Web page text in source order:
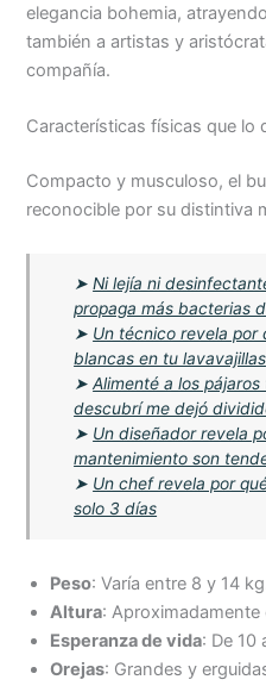
elegancia bohemia,
también a artistas y
compañía.
Características físicas que lo
Compacto y musculoso, el
reconocible por su distintiva
➤Ni lejía ni
propaga más bacterias
➤ Un técnico revela por
blancas en tu lavavajillas
➤Alimenté a los
descubrí me dejó
➤ Un diseñador revela
mantenimiento son
➤ Un chef revela por
solo 3 días
Peso: Varía entre 8 y 14
Altura:
Esperanza de vida: De 10
Orejas: Grandes y